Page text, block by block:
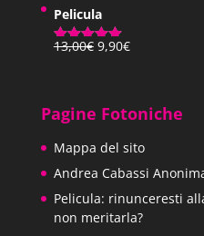
Pelicula
Valutato
13,00€ Il
13,00€.
9,90€Il
9,90€.
Pagine Fotoniche
Mappa del sito
Andrea Cabassi
Pelicula: rinunceresti
non meritarla?